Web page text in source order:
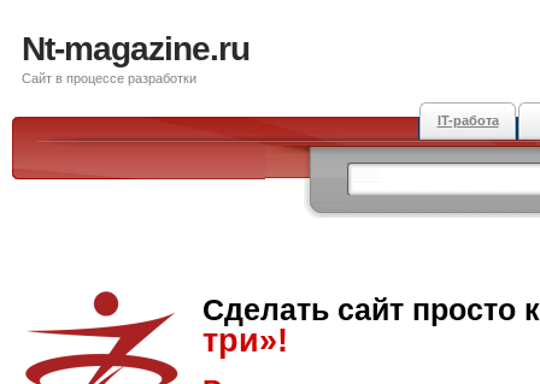
Nt-magazine.ru
Сайт в процессе разработки
IT-работа
Сделать сайт просто
три»!